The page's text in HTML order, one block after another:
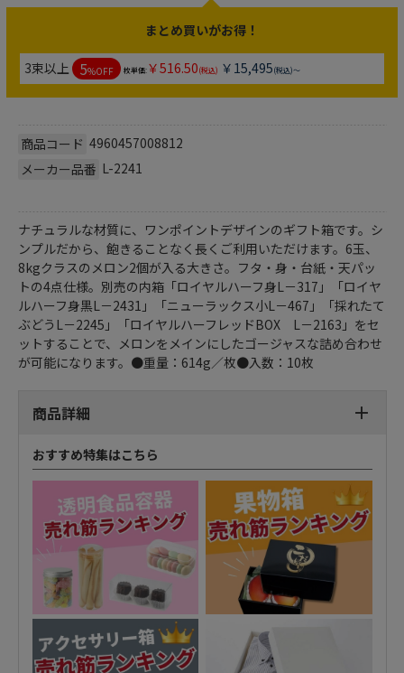
まとめ買いがお得！
3束以上 5%OFF 枚単価:￥516.50(税込) ￥15,495(税込)～
商品コード 4960457008812
メーカー品番 L-2241
ナチュラルな材質に、ワンポイントデザインのギフト箱です。シ
ンプルだから、飽きることなく長くご利用いただけます。6玉、
8kgクラスのメロン2個が入る大きさ。フタ・身・台紙・天パッ
トの4点仕様。別売の内箱「ロイヤルハーフ身L－317」「ロイヤ
ルハーフ身黒L－2431」「ニューラックス小L－467」「採れたて
ぶどうL－2245」「ロイヤルハーフレッドBOX L－2163」をセ
ットすることで、メロンをメインにしたゴージャスな詰め合わせ
が可能になります。●重量：614g／枚●入数：10枚
商品詳細
おすすめ特集はこちら